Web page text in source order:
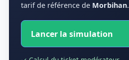
tarif de référence de Morbihan.
Lancer la simulation